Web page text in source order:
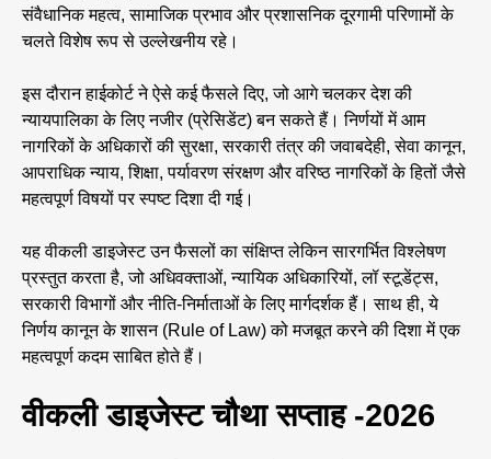
संवैधानिक महत्व, सामाजिक प्रभाव और प्रशासनिक दूरगामी परिणामों के
चलते विशेष रूप से उल्लेखनीय रहे।
इस दौरान हाईकोर्ट ने ऐसे कई फैसले दिए, जो आगे चलकर देश की
न्यायपालिका के लिए नजीर (प्रेसिडेंट) बन सकते हैं। निर्णयों में आम
नागरिकों के अधिकारों की सुरक्षा, सरकारी तंत्र की जवाबदेही, सेवा कानून,
आपराधिक न्याय, शिक्षा, पर्यावरण संरक्षण और वरिष्ठ नागरिकों के हितों जैसे
महत्वपूर्ण विषयों पर स्पष्ट दिशा दी गई।
यह वीकली डाइजेस्ट उन फैसलों का संक्षिप्त लेकिन सारगर्भित विश्लेषण
प्रस्तुत करता है, जो अधिवक्ताओं, न्यायिक अधिकारियों, लॉ स्टूडेंट्स,
सरकारी विभागों और नीति-निर्माताओं के लिए मार्गदर्शक हैं। साथ ही, ये
निर्णय कानून के शासन (Rule of Law) को मजबूत करने की दिशा में एक
महत्वपूर्ण कदम साबित होते हैं।
वीकली डाइजेस्ट चौथा सप्ताह -2026